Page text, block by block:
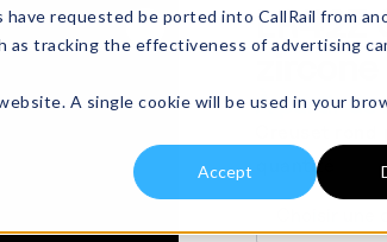
requested be ported into CallRail from
as tracking the effectiveness of advertising
A single cookie will be used in your
Accept
LR42Z
zircone
À partir de
Creuset
quantité